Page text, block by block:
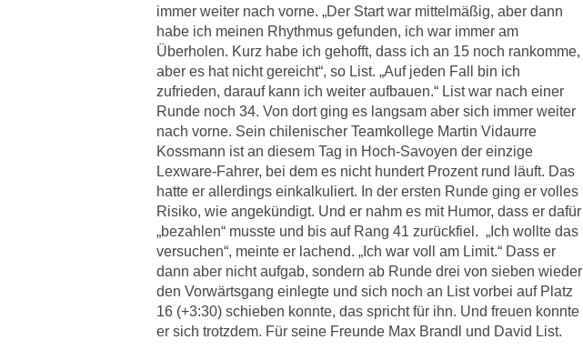
immer weiter nach vorne. „Der Start war mittelmäßig, aber dann
habe ich meinen Rhythmus gefunden, ich war immer am
Überholen. Kurz habe ich gehofft, dass ich an 15 noch rankomme,
aber es hat nicht gereicht“, so List. „Auf jeden Fall bin ich
zufrieden, darauf kann ich weiter aufbauen.“ List war nach einer
Runde noch 34. Von dort ging es langsam aber sich immer weiter
nach vorne. Sein chilenischer Teamkollege Martin Vidaurre
Kossmann ist an diesem Tag in Hoch-Savoyen der einzige
Lexware-Fahrer, bei dem es nicht hundert Prozent rund läuft. Das
hatte er allerdings einkalkuliert. In der ersten Runde ging er volles
Risiko, wie angekündigt. Und er nahm es mit Humor, dass er dafür
„bezahlen“ musste und bis auf Rang 41 zurückfiel. „Ich wollte das
versuchen“, meinte er lachend. „Ich war voll am Limit.“ Dass er
dann aber nicht aufgab, sondern ab Runde drei von sieben wieder
den Vorwärtsgang einlegte und sich noch an List vorbei auf Platz
16 (+3:30) schieben konnte, das spricht für ihn. Und freuen konnte
er sich trotzdem. Für seine Freunde Max Brandl und David List.